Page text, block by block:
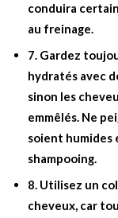
conduira
au freinage.
7. Gardez
hydratés avec
sinon les
emmêlés. Ne
soient humides
shampooing.
8. Utilisez un
cheveux, car